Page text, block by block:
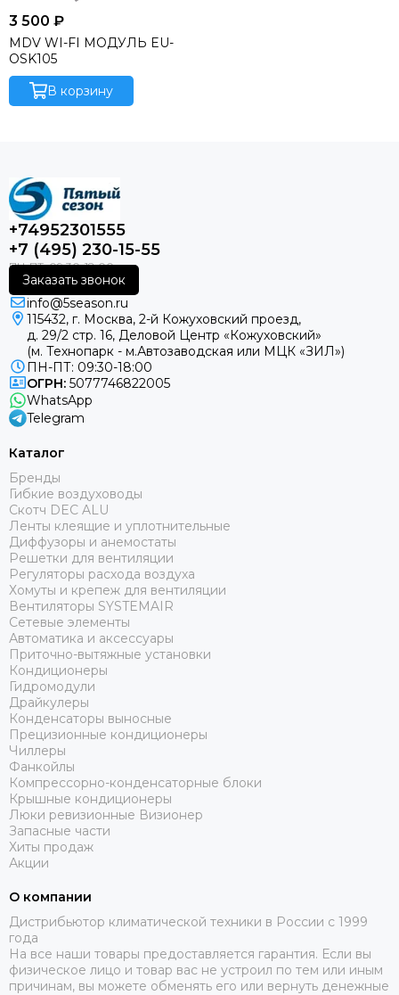
3 500 ₽
MDV WI-FI МОДУЛЬ EU-
OSK105
В корзину
+74952301555
+7 (495) 230-15-55
Заказать звонок
info@5season.ru
115432, г. Москва, 2-й Кожуховский проезд,
д. 29/2 стр. 16, Деловой Центр «Кожуховский»
(м. Технопарк - м.Автозаводская или МЦК «ЗИЛ»)
ПН-ПТ: 09:30-18:00
ОГРН: 5077746822005
WhatsApp
Telegram
Каталог
Бренды
Гибкие воздуховоды
Скотч DEC ALU
Ленты клеящие и уплотнительные
Диффузоры и анемостаты
Решетки для вентиляции
Регуляторы расхода воздуха
Хомуты и крепеж для вентиляции
Вентиляторы SYSTEMAIR
Сетевые элементы
Автоматика и аксессуары
Приточно-вытяжные установки
Кондиционеры
Гидромодули
Драйкулеры
Конденсаторы выносные
Прецизионные кондиционеры
Чиллеры
Фанкойлы
Компрессорно-конденсаторные блоки
Крышные кондиционеры
Люки ревизионные Визионер
Запасные части
Хиты продаж
Акции
О компании
Дистрибьютор климатической техники в России с 1999
года
На все наши товары предоставляется гарантия. Если вы
физическое лицо и товар вас не устроил по тем или иным
причинам, вы можете обменять его или вернуть денежные